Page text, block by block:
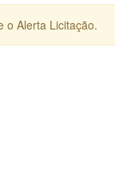
o Alerta Licitação.